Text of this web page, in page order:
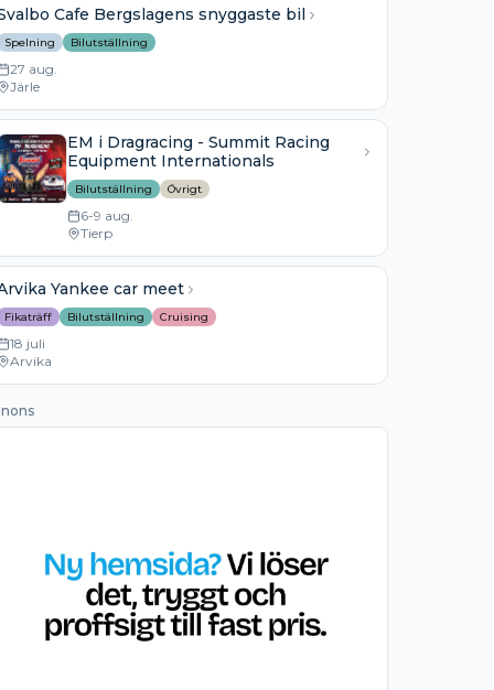
Cafe Bergslagens snyggaste bil
Spelning Bilutställning
27 aug.
Järle
EM i Dragracing - Summit Racing
Equipment Internationals
Bilutställning Övrigt
6-9 aug.
Tierp
Yankee car meet
Fikaträff Bilutställning Cruising
18 juli
Arvika